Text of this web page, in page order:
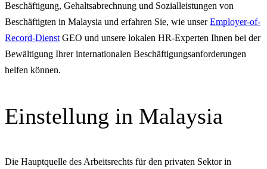
Beschäftigung, Gehaltsabrechnung und Sozialleistungen von
Beschäftigten in Malaysia und erfahren Sie, wie unserEmployer-of-
Record-Dienst GEO und unsere lokalen HR-Experten Ihnen bei der
Bewältigung Ihrer internationalen Beschäftigungsanforderungen
helfen können.
Einstellung in Malaysia
Die Hauptquelle des Arbeitsrechts für den privaten Sektor in